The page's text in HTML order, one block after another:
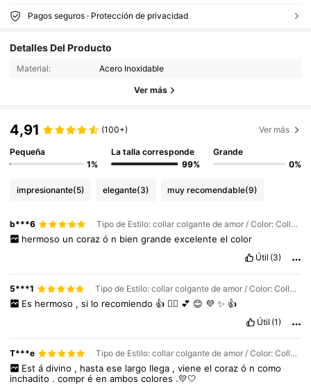
Pagos seguros · Protección de privacidad
Detalles Del Producto
Material: Acero Inoxidable
Ver más
4,91 (100+) Ver más
Pequeña
1%
La talla corresponde
99%
Grande
0%
impresionante(5) elegante(3) muy recomendable(9)
b***6 Tipo de Estilo: collar colgante de amor / Color: Collar colgante grande de oro / Talla: Unitalla
hermoso un coraz ó n bien grande excelente el color
Útil (3)
5***1 Tipo de Estilo: collar colgante de amor / Color: Collar colgante grande de oro / Talla: Unitalla
Es hermoso , si lo recomiendo 👍 👌🏻 💕 😊 💜 ✨️ 👍
Útil (1)
T***e Tipo de Estilo: collar colgante de amor / Color: Collar colgante grande de acero / Talla: Unitalla
Est á divino , hasta ese largo llega , viene el coraz ó n como
inchadito .compréenamboscolores .💛🤍